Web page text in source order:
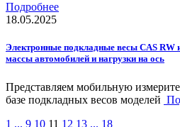
Подробнее
18.05.2025
Электронные подкладные весы CAS RW
массы автомобилей и нагрузки на ось
Представляем мобильную
базе подкладных весов моделей
1 ... 9 10 11 12 13 ... 18